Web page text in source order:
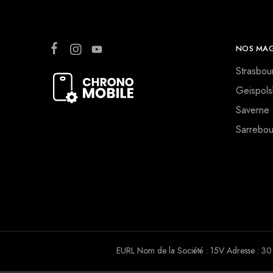
NOS
Saverne
EURL Nom de la Société : 15V Adresse :